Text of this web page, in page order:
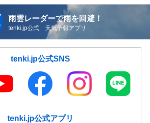
雨雲レーダーで雨を回避！
tenki.jp公式 天気予報アプリ
tenki.jp公式SNS
tenki.jp公式アプリ